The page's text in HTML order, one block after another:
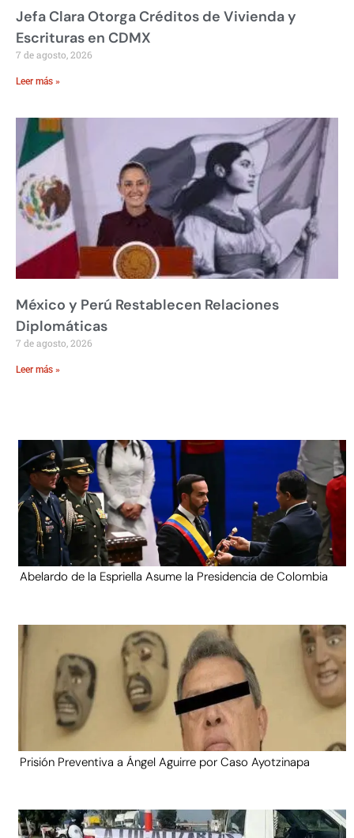
Jefa Clara Otorga Créditos de Vivienda y
Escrituras en CDMX
7 de agosto, 2026
Leer más »
México y Perú Restablecen Relaciones
Diplomáticas
7 de agosto, 2026
Leer más »
Abelardo de la Espriella Asume la Presidencia de Colombia
Prisión Preventiva a Ángel Aguirre por Caso Ayotzinapa